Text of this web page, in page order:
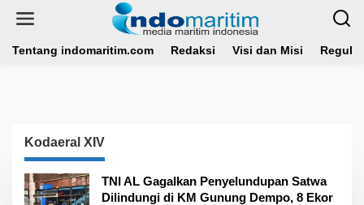
Tentang indomaritim.com Redaksi Visi dan Misi
Kodaeral XIV
TNI AL Gagalkan Penyelundupan Satwa
Dilindungi di KM Gunung Dempo, 8 Ekor